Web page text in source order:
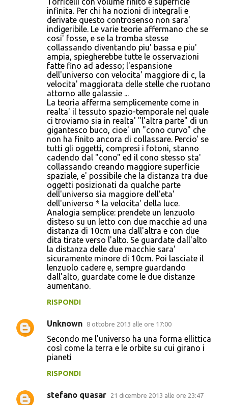
infinita. Per chi ha nozioni di integrali e
derivate questo controsenso non sara'
indigeribile. Le varie teorie affermano che se
cosi' fosse, e se la tromba stesse
collassando diventando piu' bassa e piu'
ampia, spiegherebbe tutte le osservazioni
fatte fino ad adesso; l'espansione
dell'universo con velocita' maggiore di c, la
velocita' maggiorata delle stelle che ruotano
attorno alle galassie ...
La teoria afferma semplicemente come in
realta' il tessuto spazio-temporale nel quale
ci troviamo sia in realta' "l'altra parte" di un
gigantesco buco, cioe' un "cono curvo" che
non ha finito ancora di collassare. Percio' se
tutti gli oggetti, compresi i fotoni, stanno
cadendo dal "cono" ed il cono stesso sta'
collassando creando maggiore superficie
spaziale, e' possibile che la distanza tra due
oggetti posizionati da qualche parte
dell'universo sia maggiore dell'eta'
dell'universo * la velocita' della luce.
Analogia semplice: prendete un lenzuolo
disteso su un letto con due macchie ad una
distanza di 10cm una dall'altra e con due
dita tirate verso l'alto. Se guardate dall'alto
la distanza delle due macchie sara'
sicuramente minore di 10cm. Poi lasciate il
lenzuolo cadere e, sempre guardando
dall'alto, guardate come le due distanze
aumentano.
RISPONDI
Unknown 8 ottobre 2013 alle ore 17:00
Secondo me l'universo ha una forma ellittica
così come la terra e le orbite su cui girano i
pianeti
RISPONDI
stefano quasar 21 dicembre 2013 alle ore 23:47